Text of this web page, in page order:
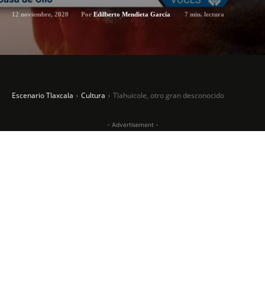
12 noviembre, 2020 Por Edilberto Mendieta García 7 min. lectura
Escenario Tlaxcala Cultura Tlahuicole, otro gran desconocido
- Advertisement -